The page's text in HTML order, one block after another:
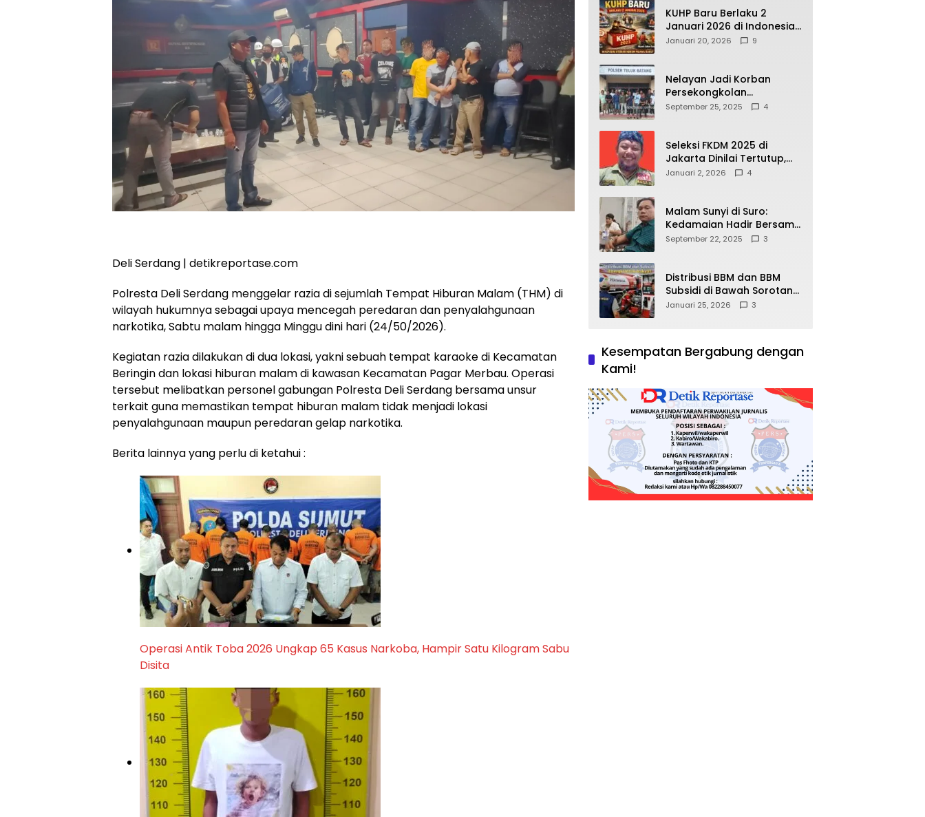
Deli Serdang | detikreportase.com
Polresta Deli Serdang menggelar razia di sejumlah Tempat Hiburan Malam (THM) di
wilayah hukumnya sebagai upaya mencegah peredaran dan penyalahgunaan
narkotika, Sabtu malam hingga Minggu dini hari (24/50/2026).
Kegiatan razia dilakukan di dua lokasi, yakni sebuah tempat karaoke di Kecamatan
Beringin dan lokasi hiburan malam di kawasan Kecamatan Pagar Merbau. Operasi
tersebut melibatkan personel gabungan Polresta Deli Serdang bersama unsur
terkait guna memastikan tempat hiburan malam tidak menjadi lokasi
penyalahgunaan maupun peredaran gelap narkotika.
Berita lainnya yang perlu di ketahui :
Operasi Antik Toba 2026 Ungkap 65 Kasus Narkoba, Hampir Satu Kilogram Sabu
Disita
KUHP Baru Berlaku 2
Januari 2026 di Indonesia,
Apa Dampaknya bagi
Dipahami Publik
Januari 20, 2026 9
Nelayan Jadi Korban
Persekongkolan
Penyelewengan BBM
September 25, 2025 4
Seleksi FKDM 2025 di
Jakarta Dinilai Tertutup,
Transparansi
Januari 2, 2026 4
Malam Sunyi di Suro:
Kedamaian Hadir Bersama
Secangkir Kopi Hangat
September 22, 2025 3
Distribusi BBM dan BBM
Subsidi di Bawah Sorotan
Publik: Antara Kepentingan
Januari 25, 2026 3
Kesempatan Bergabung dengan
Kami!